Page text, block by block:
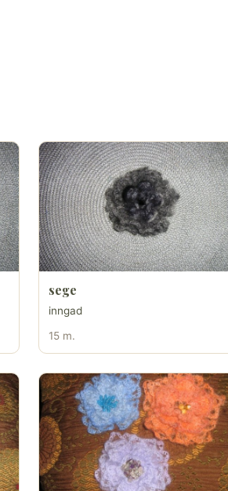
sege
inngad
15 m.